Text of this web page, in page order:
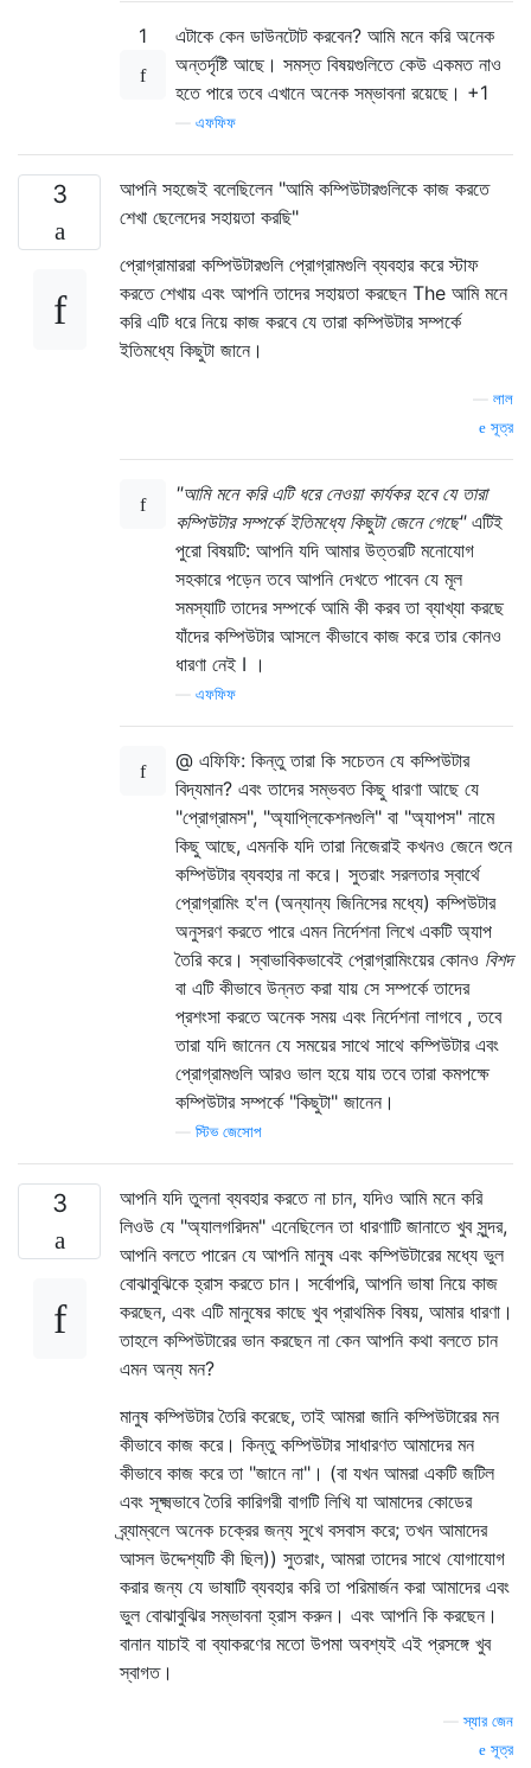
1
এটাকে কেন ডাউনটোট করবেন? আমি মনে করি অনেক
অন্তর্দৃষ্টি আছে। সমস্ত বিষয়গুলিতে কেউ একমত নাও
হতে পারে তবে এখানে অনেক সম্ভাবনা রয়েছে। +1
এফফিফ
3
আপনি সহজেই বলেছিলেন "আমি কম্পিউটারগুলিকে কাজ করতে
শেখা ছেলেদের সহায়তা করছি"
প্রোগ্রামাররা কম্পিউটারগুলি প্রোগ্রামগুলি ব্যবহার করে স্টাফ
করতে শেখায় এবং আপনি তাদের সহায়তা করছেন The আমি মনে
করি এটি ধরে নিয়ে কাজ করবে যে তারা কম্পিউটার সম্পর্কে
ইতিমধ্যে কিছুটা জানে।
লাল
সূত্র
"আমি মনে করি এটি ধরে নেওয়া কার্যকর হবে যে তারা
কম্পিউটার সম্পর্কে ইতিমধ্যে কিছুটা জেনে গেছে"এটিই
পুরো বিষয়টি: আপনি যদি আমার উত্তরটি মনোযোগ
সহকারে পড়েন তবে আপনি দেখতে পাবেন যে মূল
সমস্যাটি তাদের সম্পর্কে আমি কী করব তা ব্যাখ্যা করছে
যাঁদের কম্পিউটার আসলে কীভাবে কাজ করে তার কোনও
ধারণা নেই I ।
এফফিফ
@ এফিফি: কিন্তু তারা কি সচেতন যে কম্পিউটার
বিদ্যমান? এবং তাদের সম্ভবত কিছু ধারণা আছে যে
"প্রোগ্রামস", "অ্যাপ্লিকেশনগুলি" বা "অ্যাপস" নামে
কিছু আছে, এমনকি যদি তারা নিজেরাই কখনও জেনে শুনে
কম্পিউটার ব্যবহার না করে। সুতরাং সরলতার স্বার্থে
প্রোগ্রামিং হ'ল (অন্যান্য জিনিসের মধ্যে) কম্পিউটার
অনুসরণ করতে পারে এমন নির্দেশনা লিখে একটি অ্যাপ
তৈরি করে। স্বাভাবিকভাবেই প্রোগ্রামিংয়ের কোনও বিশদ
বা এটি কীভাবে উন্নত করা যায় সে সম্পর্কে তাদের
প্রশংসা করতে অনেক সময় এবং নির্দেশনা লাগবে , তবে
তারা যদি জানেন যে সময়ের সাথে সাথে কম্পিউটার এবং
প্রোগ্রামগুলি আরও ভাল হয়ে যায় তবে তারা কমপক্ষে
কম্পিউটার সম্পর্কে "কিছুটা" জানেন।
স্টিভ জেসোপ
3
আপনি যদি তুলনা ব্যবহার করতে না চান, যদিও আমি মনে করি
লিওউ যে "অ্যালগরিদম" এনেছিলেন তা ধারণাটি জানাতে খুব সুন্দর,
আপনি বলতে পারেন যে আপনি মানুষ এবং কম্পিউটারের মধ্যে ভুল
বোঝাবুঝিকে হ্রাস করতে চান। সর্বোপরি, আপনি ভাষা নিয়ে কাজ
করছেন, এবং এটি মানুষের কাছে খুব প্রাথমিক বিষয়, আমার ধারণা।
তাহলে কম্পিউটারের ভান করছেন না কেন আপনি কথা বলতে চান
এমন অন্য মন?
মানুষ কম্পিউটার তৈরি করেছে, তাই আমরা জানি কম্পিউটারের মন
কীভাবে কাজ করে। কিন্তু কম্পিউটার সাধারণত আমাদের মন
কীভাবে কাজ করে তা "জানে না"। (বা যখন আমরা একটি জটিল
এবং সূক্ষ্মভাবে তৈরি কারিগরী বাগটি লিখি যা আমাদের কোডের
ব্র্যাম্বলে অনেক চক্রের জন্য সুখে বসবাস করে; তখন আমাদের
আসল উদ্দেশ্যটি কী ছিল)) সুতরাং, আমরা তাদের সাথে যোগাযোগ
করার জন্য যে ভাষাটি ব্যবহার করি তা পরিমার্জন করা আমাদের এবং
ভুল বোঝাবুঝির সম্ভাবনা হ্রাস করুন। এবং আপনি কি করছেন।
বানান যাচাই বা ব্যাকরণের মতো উপমা অবশ্যই এই প্রসঙ্গে খুব
স্বাগত।
—স্যার জেন
সূত্র